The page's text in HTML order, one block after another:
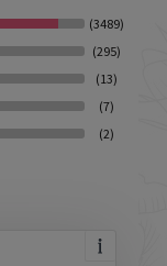
(3489)
(295)
(13)
(7)
(2)